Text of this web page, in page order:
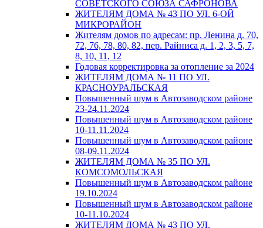
СОВЕТСКОГО СОЮЗА САФРОНОВА
ЖИТЕЛЯМ ДОМА № 43 ПО УЛ. 6-ОЙ
МИКРОРАЙОН
Жителям домов по адресам: пр. Ленина д. 70,
72, 76, 78, 80, 82, пер. Райниса д. 1, 2, 3, 5, 7,
8, 10, 11, 12
Годовая корректировка за отопление за 2024
ЖИТЕЛЯМ ДОМА № 11 ПО УЛ.
КРАСНОУРАЛЬСКАЯ
Повышенный шум в Автозаводском районе
23-24.11.2024
Повышенный шум в Автозаводском районе
10-11.11.2024
Повышенный шум в Автозаводском районе
08-09.11.2024
ЖИТЕЛЯМ ДОМА № 35 ПО УЛ.
КОМСОМОЛЬСКАЯ
Повышенный шум в Автозаводском районе
19.10.2024
Повышенный шум в Автозаводском районе
10-11.10.2024
ЖИТЕЛЯМ ДОМА № 43 ПО УЛ.